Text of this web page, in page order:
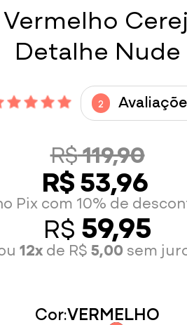
Detalhe Nude
2
R$119,90
R$ 53,96
Pix com 10% de
R$ 59,95
12xde R$5,00 sem
Cor:VERMELHO